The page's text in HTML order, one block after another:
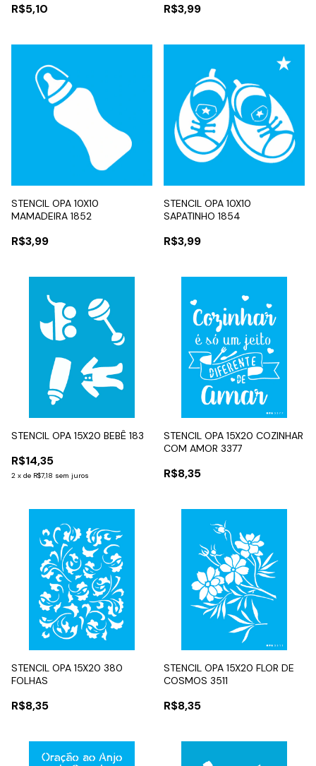
R$5,10 R$3,99
STENCIL OPA 10X10
MAMADEIRA 1852
R$3,99
STENCIL OPA 10X10
SAPATINHO 1854
R$3,99
STENCIL OPA 15X20 BEBÊ 183
R$14,35
2 x de R$7,18 sem juros
STENCIL OPA 15X20 COZINHAR
COM AMOR 3377
R$8,35
STENCIL OPA 15X20 380
FOLHAS
R$8,35
STENCIL OPA 15X20 FLOR DE
COSMOS 3511
R$8,35